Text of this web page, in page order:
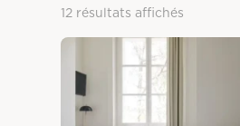
12 résultats affichés